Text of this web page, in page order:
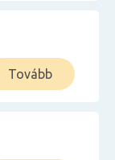
Tovább